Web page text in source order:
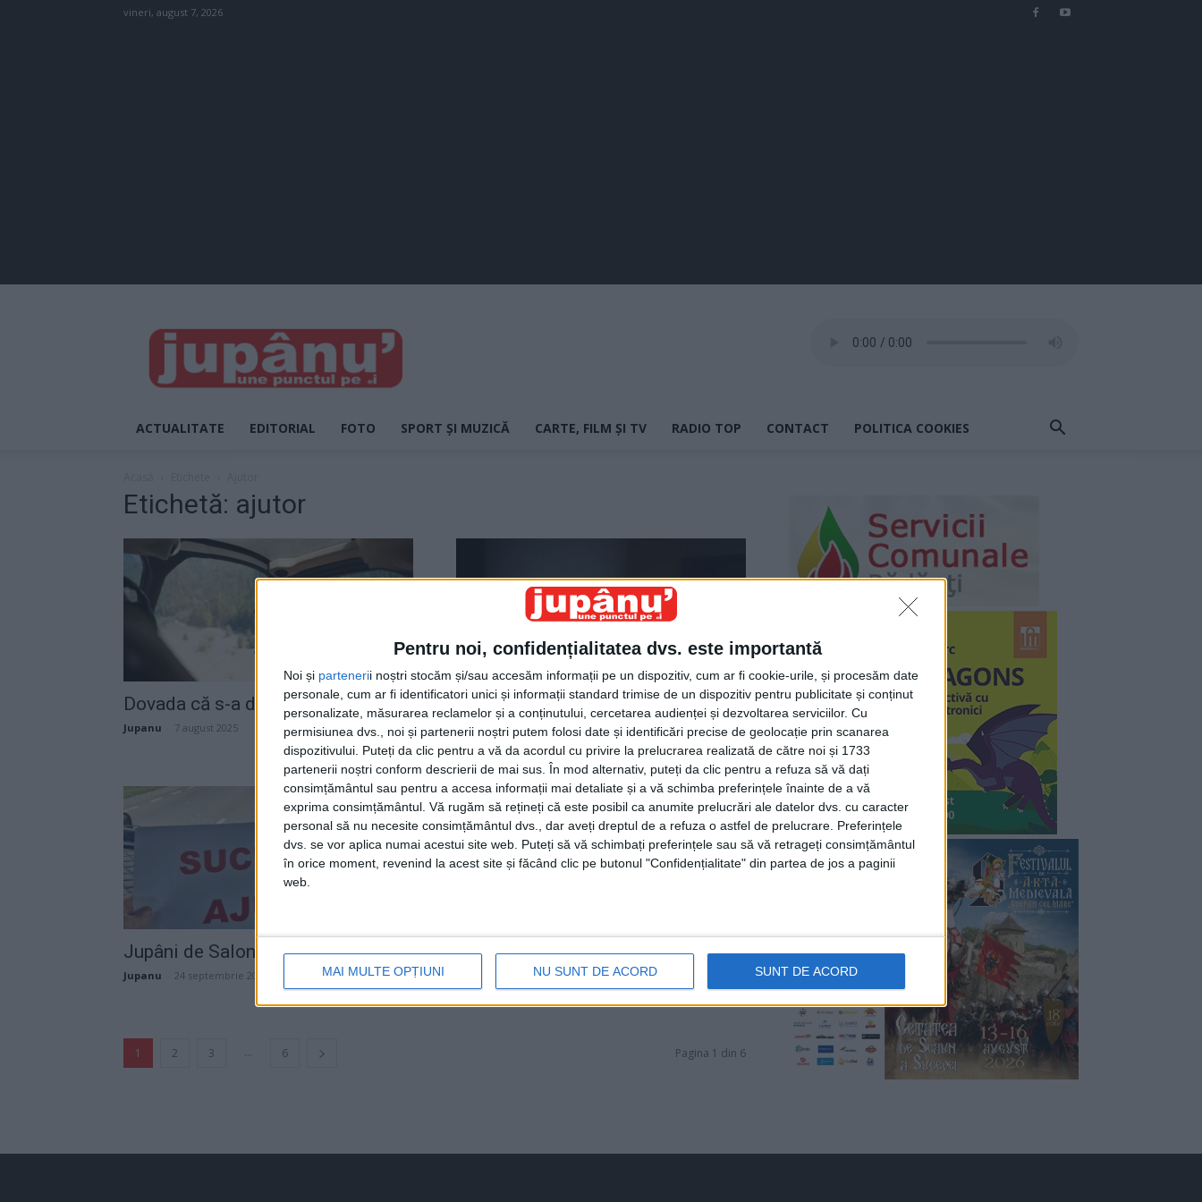
Pentru noi, confidențialitatea dvs. este importantă
Noi și partenerii noștri stocăm și/sau accesăm informații pe un dispozitiv, cum ar fi cookie-urile, și procesăm date
personale, cum ar fi identificatori unici și informații standard trimise de un dispozitiv pentru publicitate și conținut
personalizate, măsurarea reclamelor și a conținutului, cercetarea audienței și dezvoltarea serviciilor. Cu
permisiunea dvs., noi și partenerii noștri putem folosi date și identificări precise de geolocație prin scanarea
dispozitivului. Puteți da clic pentru a vă da acordul cu privire la prelucrarea realizată de către noi și 1733
partenerii noștri conform descrierii de mai sus. În mod alternativ, puteți da clic pentru a refuza să vă dați
consimțământul sau pentru a accesa informații mai detaliate și a vă schimba preferințele înainte de a vă
exprima consimțământul. Vă rugăm să rețineți că este posibil ca anumite prelucrări ale datelor dvs. cu caracter
personal să nu necesite consimțământul dvs., dar aveți dreptul de a refuza o astfel de prelucrare. Preferințele
dvs. se vor aplica numai acestui site web. Puteți să vă schimbați preferințele sau să vă retrageți consimțământul
în orice moment, revenind la acest site și făcând clic pe butonul "Confidențialitate" din partea de jos a paginii
web.
MAI MULTE OPȚIUNI NU SUNT DE ACORD SUNT DE ACORD
vineri, august 7, 2026
JUPÂNU'
ACTUALITATE EDITORIAL FOTO SPORT ȘI MUZICĂ CARTE, FILM ȘI TV RADIO TOP CONTACT POLITICA COOKIES
Etichetă: ajutor
Dovada că s-a descurcat
Jupanu 7 august 2025
Pentru cei care spun că nu s-a
făcut nimic în țara...
Sorin Avram - 6 august 2025
Jupâni de Salon
Jupanu 24 septembrie 2024
1 2 3 ... 6 Pagina 1 din 6